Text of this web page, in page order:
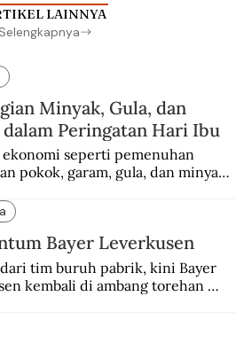
LAINNYA
Selengkapnya
Minyak, Gula, dan
dalam Peringatan Hari Ibu
ekonomi seperti pemenuhan
pokok, garam, gula, dan minyak
Hari Ibu.
Bayer Leverkusen
tim buruh pabrik, kini Bayer
kembali di ambang torehan